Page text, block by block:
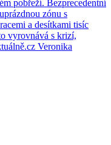
pobřeží. Bezprecedentní
zónu s
a desítkami tisíc
vyrovnává s krizí,
Veronika